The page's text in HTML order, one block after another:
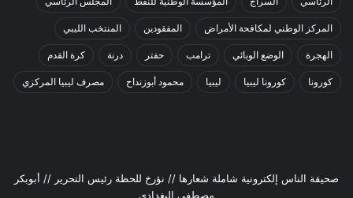
المركز الوطني لمكافحة الأمراض المفقودين المنتخب الليبي
الهجرة الوضع الوبائي ترامب حفتر درنة كرة القدم
كورونا كورونا ليبيا ليبيا محمود أبوزنداح مصرف ليبيا المركزي
صحيقة الناس إلكترونية شاملة شعارها // نؤرخ للحظة رئيس التحرير // أبوبكر
مصطفى البغدادي